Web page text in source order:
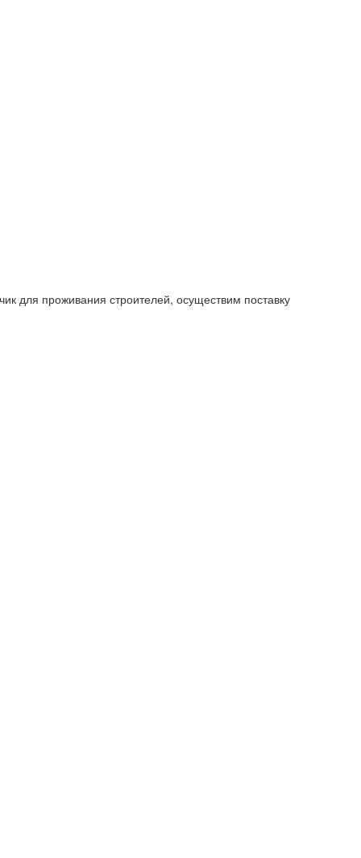
для проживания строителей, осуществим поставку